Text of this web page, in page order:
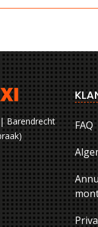
Barendrecht
FAQ